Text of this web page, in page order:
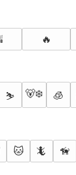
🔥
⛷️ 🐻‍❄️ 🧊
🐱 🦎 🦮